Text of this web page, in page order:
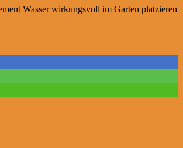
Wasser wirkungsvoll im Garten platzieren